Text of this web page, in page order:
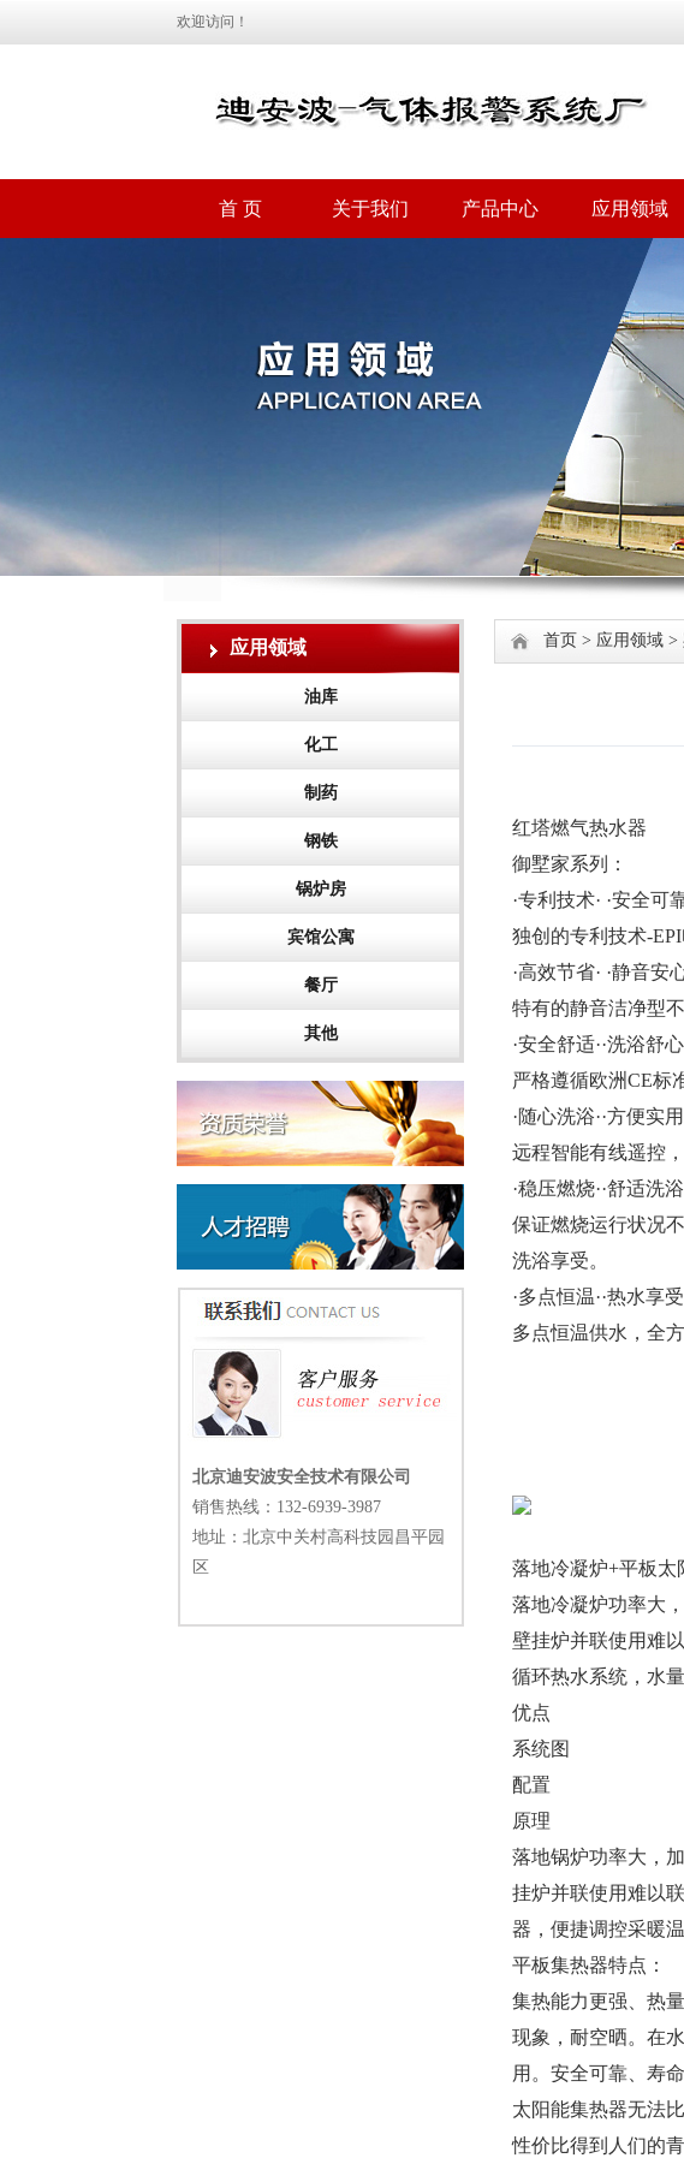
欢迎访问！
首 页 关于我们 产品中心 应用领域
应用领域
油库
化工
制药
钢铁
锅炉房
宾馆公寓
餐厅
其他
北京迪安波安全技术有限公司
销售热线： 132-6939-3987
地址：北京中关村高科技园昌平园
区
首页 > 应用领域 >
红塔燃气热水器
御墅家系列：
·专利技术· ·安全可
独创的专利技术-
·高效节省· ·静音安
特有的静音洁净型
·安全舒适··洗浴舒
严格遵循欧洲CE标
·随心洗浴··方便实
远程智能有线遥控
·稳压燃烧··舒适洗
保证燃烧运行状况
洗浴享受。
·多点恒温··热水享
多点恒温供水，全
落地冷凝炉+平板太
落地冷凝炉功率大
壁挂炉并联使用难
循环热水系统，水
优点
系统图
配置
原理
落地锅炉功率大，
挂炉并联使用难以
器，便捷调控采暖
平板集热器特点：
集热能力更强、热
现象，耐空晒。在
用。安全可靠、寿
太阳能集热器无法
性价比得到人们的青